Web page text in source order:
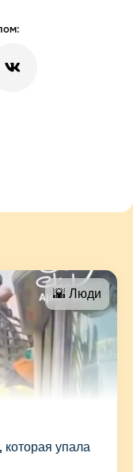
🌇 Люди
упала